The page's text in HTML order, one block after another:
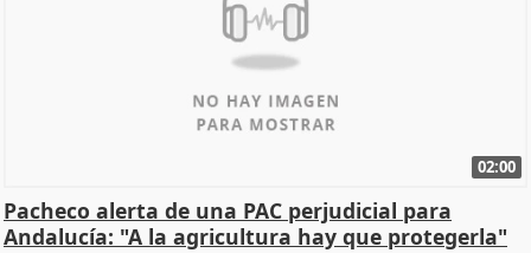
02:00
Pacheco alerta de una PAC perjudicial para
Andalucía: "A la agricultura hay que protegerla"